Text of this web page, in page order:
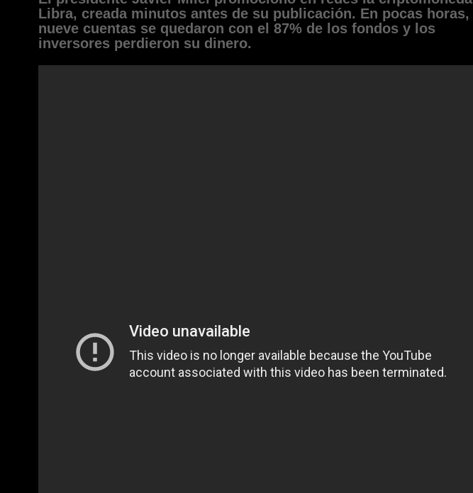
Libra, creada minutos antes de su publicación. En pocas horas,
nueve cuentas se quedaron con el 87% de los fondos y los
inversores perdieron su dinero.